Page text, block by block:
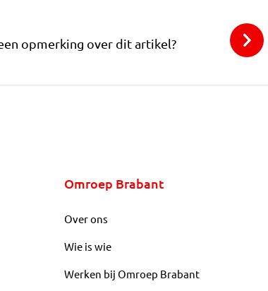
opmerking over dit artikel?
Omroep Brabant
Over ons
Wie is wie
Werken bij Omroep Brabant